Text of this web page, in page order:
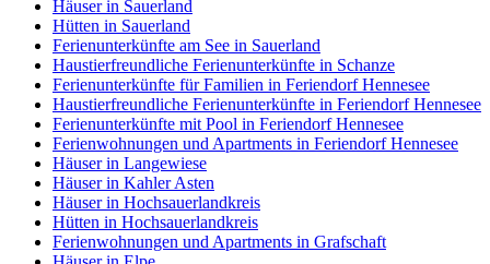
Häuser in Sauerland
Hütten in Sauerland
Ferienunterkünfte am See in Sauerland
Haustierfreundliche Ferienunterkünfte in Schanze
Ferienunterkünfte für Familien in Feriendorf Hennesee
Haustierfreundliche Ferienunterkünfte in Feriendorf Hennesee
Ferienunterkünfte mit Pool in Feriendorf Hennesee
Ferienwohnungen und Apartments in Feriendorf Hennesee
Häuser in Langewiese
Häuser in Kahler Asten
Häuser in Hochsauerlandkreis
Hütten in Hochsauerlandkreis
Ferienwohnungen und Apartments in Grafschaft